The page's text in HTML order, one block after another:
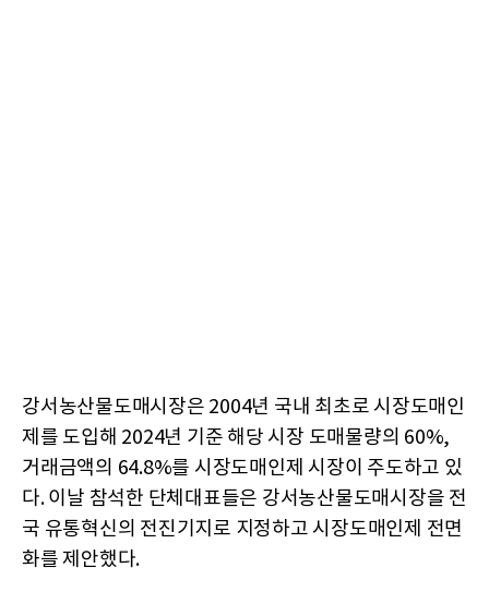
강서농산물도매시장은 2004년 국내 최초로 시장도매인
제를 도입해 2024년 기준 해당 시장 도매물량의 60%,
거래금액의 64.8%를 시장도매인제 시장이 주도하고 있
다. 이날 참석한 단체대표들은 강서농산물도매시장을 전
국 유통혁신의 전진기지로 지정하고 시장도매인제 전면
화를 제안했다.